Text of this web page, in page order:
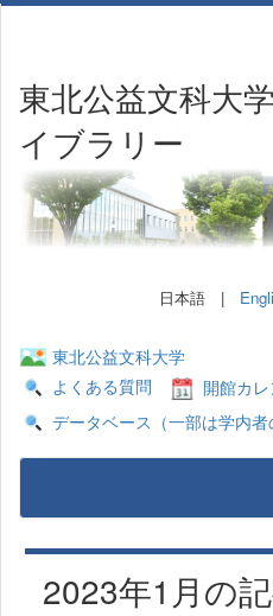
東北公益文科大
イブラリー
日本語 |
東北公益文科大学
よくある質問
開館カ
データベース（一部は学内者
2023年1月の